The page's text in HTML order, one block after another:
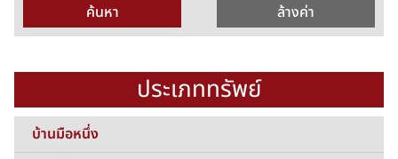
ประเภททรัพย์
บ้านมือหนึ่ง